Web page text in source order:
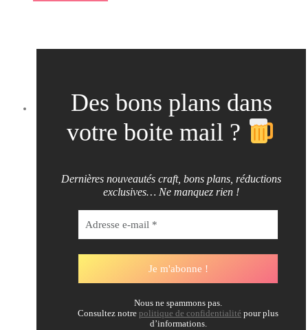
Des bons plans dans
votre boite mail ?
Dernières nouveautés craft, bons plans, réductions
exclusives… Ne manquez rien !
Nous ne spammons pas.
Consultez notre politique de confidentialité pour plus
d’informations.